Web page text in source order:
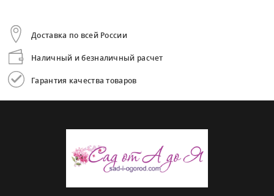
Доставка по всей России
Наличный и безналичный расчет
Гарантия качества товаров